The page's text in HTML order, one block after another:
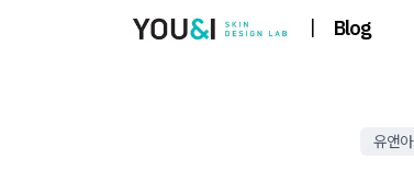
| Blog
유앤